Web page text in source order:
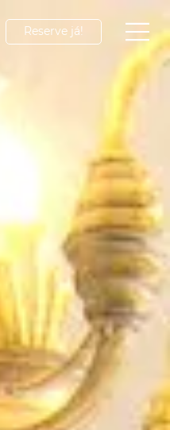
Reserve já!